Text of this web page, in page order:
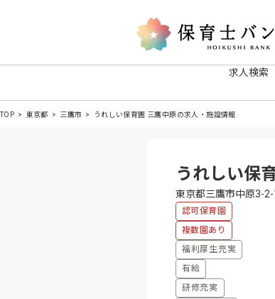
求人検索
TOP 東京都 三鷹市 うれしい保育園 三鷹中原の求人・施設情報
うれしい保
東京都三鷹市中原3-2-
認可保育園
複数園あり
福利厚生充実
有給
研修充実